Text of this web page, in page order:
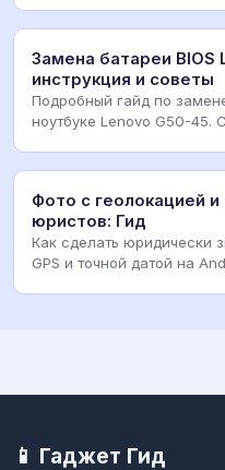
Замена батареи BIOS
инструкция и советы
Подробный гайд по
ноутбуке Lenovo G50-45.
Фото с геолокацией
юристов: Гид
Как сделать юридически
GPS и точной датой на
📱 Гаджет Гид